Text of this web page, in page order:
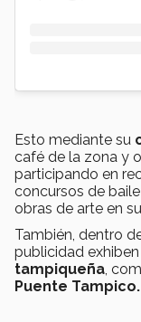
Esto mediante su
café de la zona y
participando en
concursos de
obras de arte en
También, dentro
publicidad
tampiqueña,
Puente Tampico.